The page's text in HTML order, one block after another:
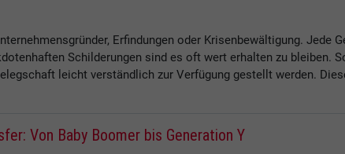
Erfindungen oder Krisenbewältigung. Jede
Schilderungen sind es oft wert erhalten zu bleiben.
leicht verständlich zur Verfügung gestellt werden.
Von Baby Boomer bis Generation Y